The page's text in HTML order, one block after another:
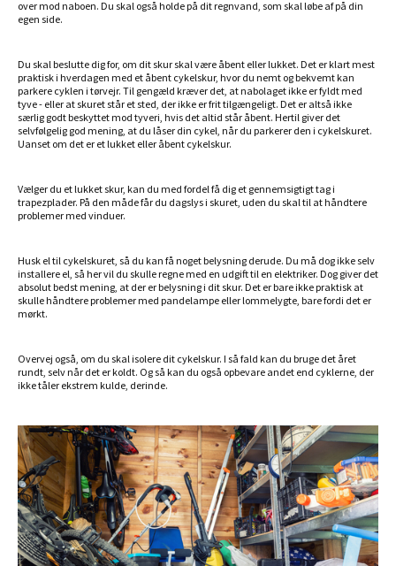
over mod naboen. Du skal også holde på dit regnvand, som skal løbe af på din
egen side.
Du skal beslutte dig for, om dit skur skal være åbent eller lukket. Det er klart mest
praktisk i hverdagen med et åbent cykelskur, hvor du nemt og bekvemt kan
parkere cyklen i tørvejr. Til gengæld kræver det, at nabolaget ikke er fyldt med
tyve - eller at skuret står et sted, der ikke er frit tilgængeligt. Det er altså ikke
særlig godt beskyttet mod tyveri, hvis det altid står åbent. Hertil giver det
selvfølgelig god mening, at du låser din cykel, når du parkerer den i cykelskuret.
Uanset om det er et lukket eller åbent cykelskur.
Vælger du et lukket skur, kan du med fordel få dig et gennemsigtigt tag i
trapezplader. På den måde får du dagslys i skuret, uden du skal til at håndtere
problemer med vinduer.
Husk el til cykelskuret, så du kan få noget belysning derude. Du må dog ikke selv
installere el, så her vil du skulle regne med en udgift til en elektriker. Dog giver det
absolut bedst mening, at der er belysning i dit skur. Det er bare ikke praktisk at
skulle håndtere problemer med pandelampe eller lommelygte, bare fordi det er
mørkt.
Overvej også, om du skal isolere dit cykelskur. I så fald kan du bruge det året
rundt, selv når det er koldt. Og så kan du også opbevare andet end cyklerne, der
ikke tåler ekstrem kulde, derinde.